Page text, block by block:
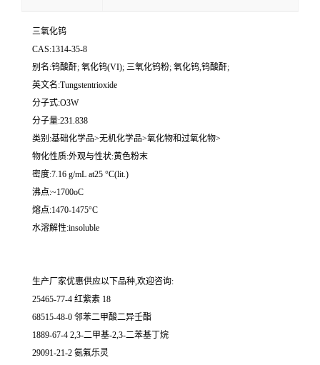
三氧化钨
CAS:1314-35-8
别名:钨酸酐; 氧化钨(VI); 三氧化钨粉; 氧化钨,钨酸酐;
英文名:Tungstentrioxide
分子式:O3W
分子量:231.838
类别:基础化学品>无机化学品>氧化物和过氧化物>
物化性质:外观与性状:黄色粉末
密度:7.16 g/mL at25 °C(lit.)
沸点:~1700oC
熔点:1470-1475°C
水溶解性:insoluble
生产厂家优惠供应以下品种,欢迎咨询:
25465-77-4 红紫素 18
68515-48-0 邻苯二甲酸二异壬酯
1889-67-4 2,3-二甲基-2,3-二苯基丁烷
29091-21-2 氨氟乐灵